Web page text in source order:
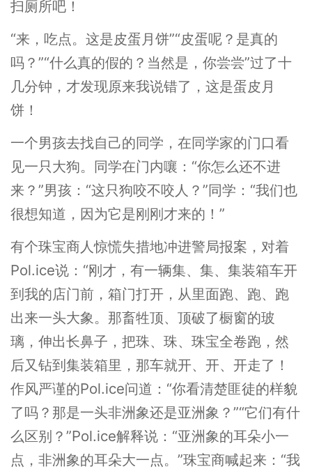
扫厕所吧！
“来，吃点。这是皮蛋月饼”“皮蛋呢？是真的
吗？”“什么真的假的？当然是，你尝尝”过了十
几分钟，才发现原来我说错了，这是蛋皮月
饼！
一个男孩去找自己的同学，在同学家的门口看
见一只大狗。同学在门内嚷：“你怎么还不进
来？”男孩：“这只狗咬不咬人？”同学：“我们也
很想知道，因为它是刚刚才来的！”
有个珠宝商人惊慌失措地冲进警局报案，对着
Pol.ice说：“刚才，有一辆集、集、集装箱车开
到我的店门前，箱门打开，从里面跑、跑、跑
出来一头大象。那畜牲顶、顶破了橱窗的玻
璃，伸出长鼻子，把珠、珠、珠宝全卷跑，然
后又钻到集装箱里，那车就开、开、开走了！
作风严谨的Pol.ice问道：“你看清楚匪徒的样貌
了吗？那是一头非洲象还是亚洲象？”“它们有什
么区别？”Pol.ice解释说：“亚洲象的耳朵小一
点，非洲象的耳朵大一点。”珠宝商喊起来：“我